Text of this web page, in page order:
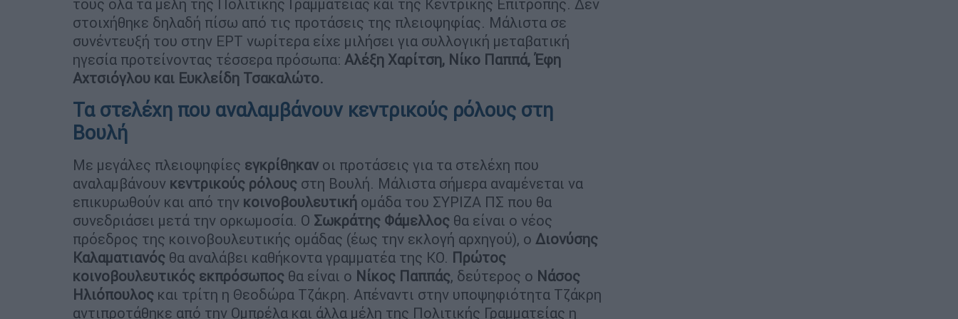
τους όλα τα μέλη της Πολιτικής Γραμματείας και της Κεντρικής Επιτροπής. Δεν
στοιχήθηκε δηλαδή πίσω από τις προτάσεις της πλειοψηφίας. Μάλιστα σε
συνέντευξή του στην ΕΡΤ νωρίτερα είχε μιλήσει για συλλογική μεταβατική
ηγεσία προτείνοντας τέσσερα πρόσωπα: Αλέξη Χαρίτση, Νίκο Παππά, Έφη
Αχτσιόγλου και Ευκλείδη Τσακαλώτο.
Τα στελέχη που αναλαμβάνουν κεντρικούς ρόλους στη
Βουλή
Με μεγάλες πλειοψηφίες εγκρίθηκαν οι προτάσεις για τα στελέχη που
αναλαμβάνουν κεντρικούς ρόλους στη Βουλή. Μάλιστα σήμερα αναμένεται να
επικυρωθούν και από την κοινοβουλευτική ομάδα του ΣΥΡΙΖΑ ΠΣ που θα
συνεδριάσει μετά την ορκωμοσία. Ο Σωκράτης Φάμελλος θα είναι ο νέος
πρόεδρος της κοινοβουλευτικής ομάδας (έως την εκλογή αρχηγού), ο Διονύσης
Καλαματιανός θα αναλάβει καθήκοντα γραμματέα της ΚΟ. Πρώτος
κοινοβουλευτικός εκπρόσωπος θα είναι ο Νίκος Παππάς, δεύτερος ο Νάσος
Ηλιόπουλος και τρίτη η Θεοδώρα Τζάκρη. Απέναντι στην υποψηφιότητα Τζάκρη
αντιπροτάθηκε από την Ομπρέλα και άλλα μέλη της Πολιτικής Γραμματείας η